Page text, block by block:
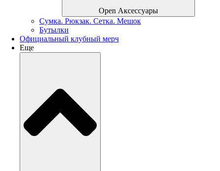
Open Аксессуары
Сумка. Рюкзак. Сетка. Мешок
Бутылки
Официальный клубный мерч
Еще